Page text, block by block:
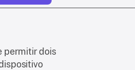
permitir dois